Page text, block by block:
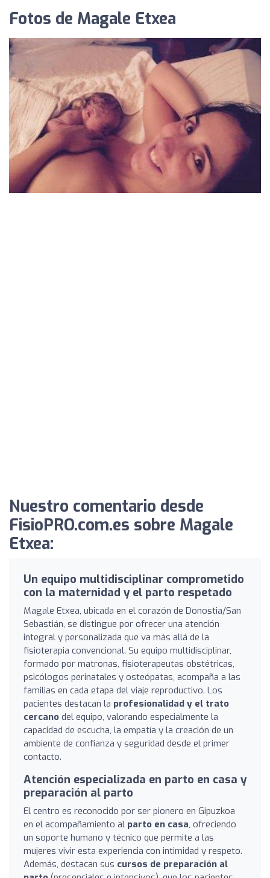
Fotos de Magale Etxea
Nuestro comentario desde
FisioPRO.com.es sobre Magale
Etxea:
Un equipo multidisciplinar comprometido
con la maternidad y el parto respetado
Magale Etxea, ubicada en el corazón de Donostia/San
Sebastián, se distingue por ofrecer una atención
integral y personalizada que va más allá de la
fisioterapia convencional. Su equipo multidisciplinar,
formado por matronas, fisioterapeutas obstétricas,
psicólogos perinatales y osteópatas, acompaña a las
familias en cada etapa del viaje reproductivo. Los
pacientes destacan la profesionalidad y el trato
cercano del equipo, valorando especialmente la
capacidad de escucha, la empatía y la creación de un
ambiente de confianza y seguridad desde el primer
contacto.
Atención especializada en parto en casa y
preparación al parto
El centro es reconocido por ser pionero en Gipuzkoa
en el acompañamiento al parto en casa, ofreciendo
un soporte humano y técnico que permite a las
mujeres vivir esta experiencia con intimidad y respeto.
Además, destacan sus cursos de preparación al